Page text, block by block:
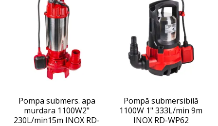
Pompa submers. apa
murdara 1100W2"
230L/min15m INOX RD-
Pompă submersibilă
1100W 1" 333L/min 9m
INOX RD-WP62